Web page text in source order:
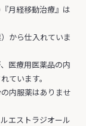
月経移動治療』は
から仕入れていま
医療用医薬品の内
ています。
内服薬はありませ
エストラジオール